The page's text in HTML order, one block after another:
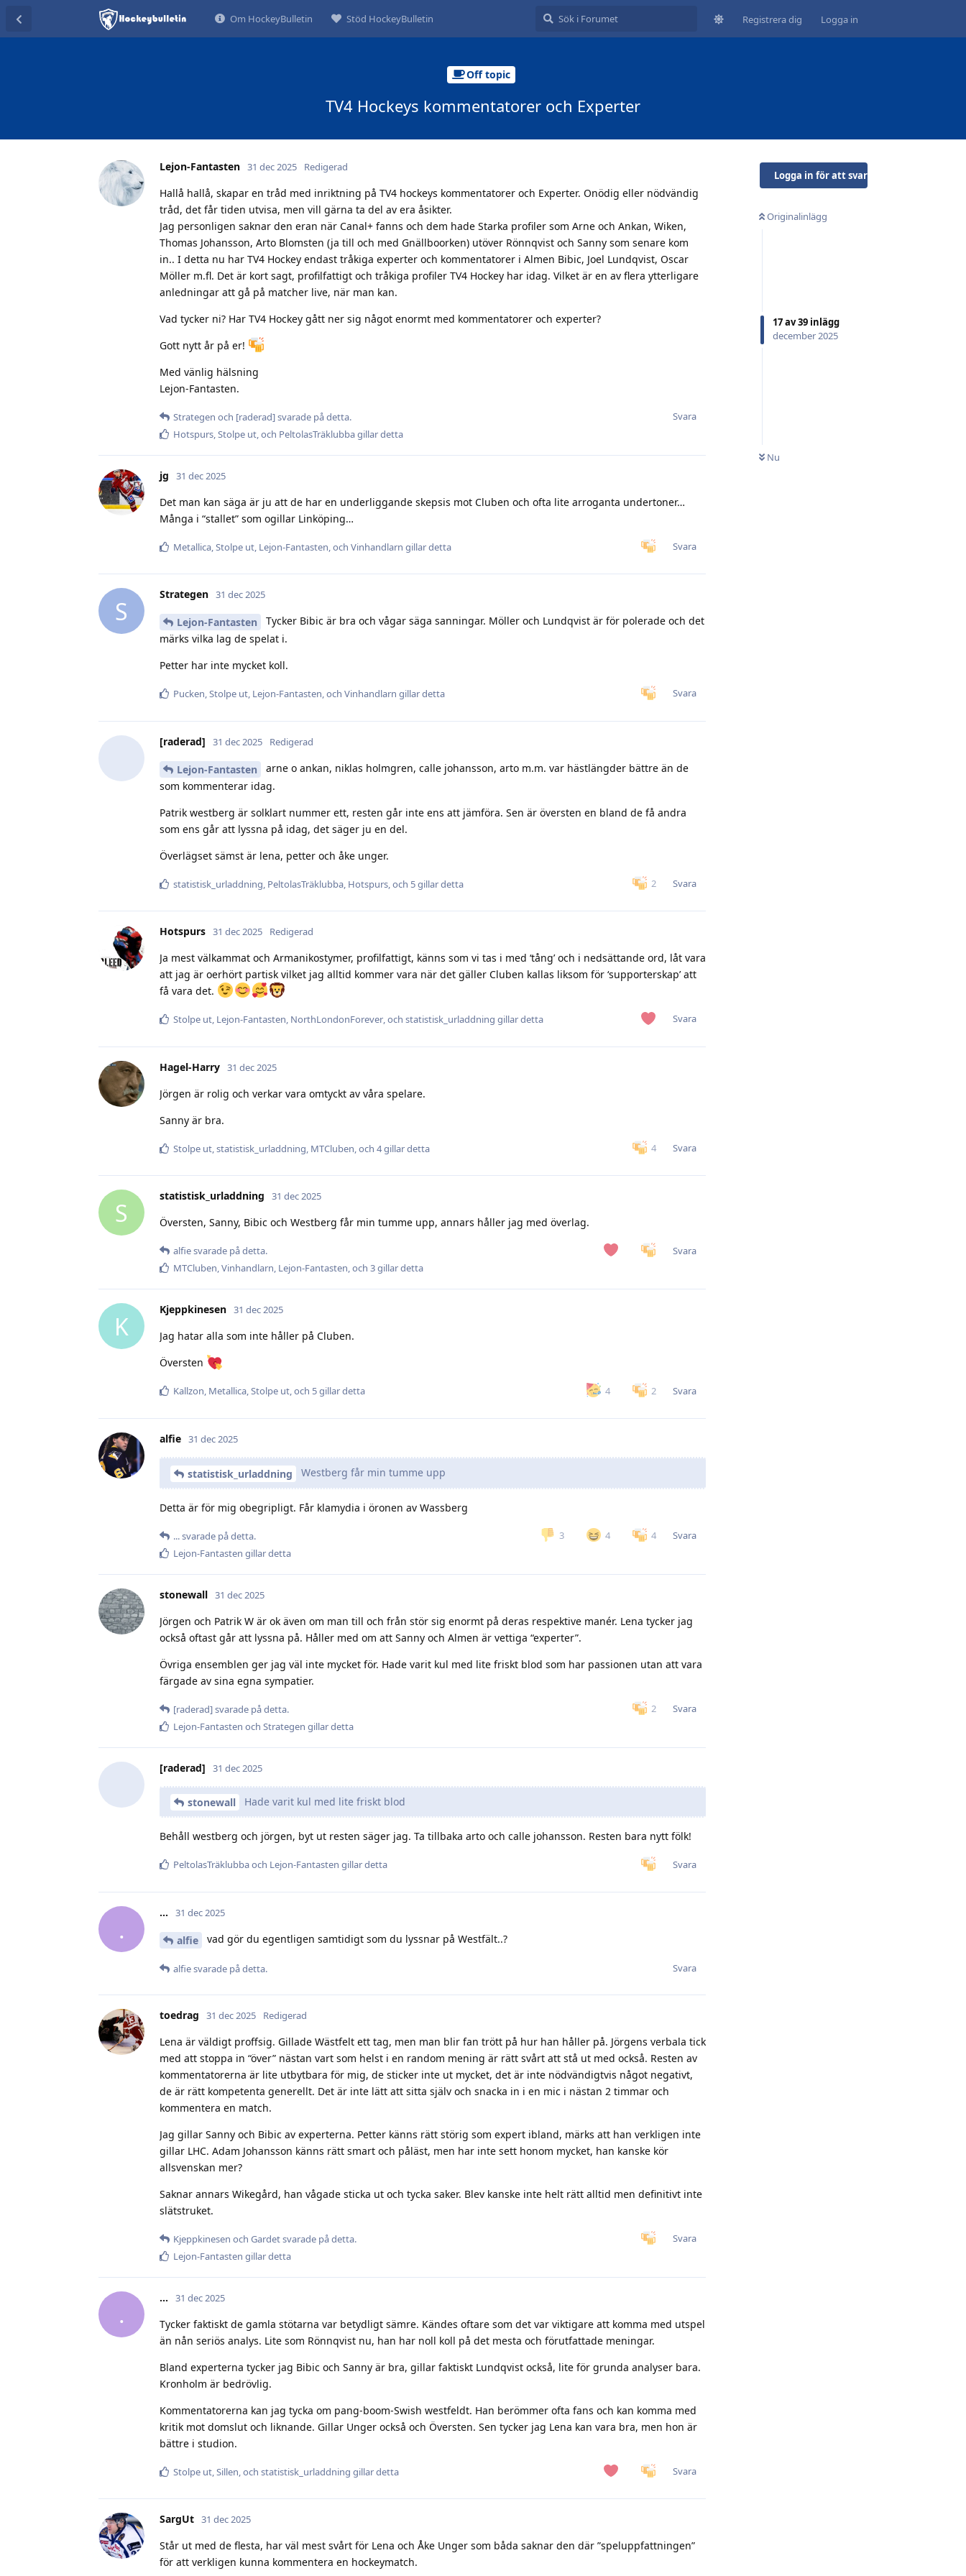
Om HockeyBulletin Stöd HockeyBulletin Registrera dig Logga in
Off topic
TV4 Hockeys kommentatorer och Experter
Logga in för att svara
Originalinlägg
17av39 inlägg
december 2025
Nu
Lejon-Fantasten 31 dec 2025 Redigerad
Hallå hallå, skapar en tråd med inriktning på TV4 hockeys kommentatorer och Experter. Onödig eller nödvändig
tråd, det får tiden utvisa, men vill gärna ta del av era åsikter.
Jag personligen saknar den eran när Canal+ fanns och dem hade Starka profiler som Arne och Ankan, Wiken,
Thomas Johansson, Arto Blomsten (ja till och med Gnällboorken) utöver Rönnqvist och Sanny som senare kom
in.. I detta nu har TV4 Hockey endast tråkiga experter och kommentatorer i Almen Bibic, Joel Lundqvist, Oscar
Möller m.fl. Det är kort sagt, profilfattigt och tråkiga profiler TV4 Hockey har idag. Vilket är en av flera ytterligare
anledningar att gå på matcher live, när man kan.
Vad tycker ni? Har TV4 Hockey gått ner sig något enormt med kommentatorer och experter?
Gott nytt år på er!
Med vänlig hälsning
Lejon-Fantasten.
Svara
Strategen och [raderad]svarade på detta.
Hotspurs,Stolpe ut, och PeltolasTräklubbagillar detta
jg 31 dec 2025
Det man kan säga är ju att de har en underliggande skepsis mot Cluben och ofta lite arroganta undertoner…
Många i “stallet” som ogillar Linköping…
Svara
Metallica,Stolpe ut, Lejon-Fantasten, och Vinhandlarn gillar detta
S
Strategen 31 dec 2025
Lejon-Fantasten
Tycker Bibic är bra och vågar säga sanningar. Möller och Lundqvist är för polerade och det
märks vilka lag de spelat i.
Petter har inte mycket koll.
Svara
Pucken,Stolpe ut, Lejon-Fantasten, och Vinhandlarn gillar detta
[raderad] 31 dec 2025 Redigerad
Lejon-Fantasten
arne o ankan, niklas holmgren, calle johansson, arto m.m. var hästlängder bättre än de
som kommenterar idag.
Patrik westberg är solklart nummer ett, resten går inte ens att jämföra. Sen är översten en bland de få andra
som ens går att lyssna på idag, det säger ju en del.
Överlägset sämst är lena, petter och åke unger.
2 Svara
statistisk_urladdning PeltolasTräklubba Hotspurs , och 5gillar detta
Hotspurs 31 dec 2025 Redigerad
Ja mest välkammat och Armanikostymer, profilfattigt, känns som vi tas i med ‘tång’ och i nedsättande ord, låt vara
att jag är oerhört partisk vilket jag alltid kommer vara när det gäller Cluben kallas liksom för ‘supporterskap’ att
få vara det.
Svara
Stolpe ut, Lejon-Fantasten, NorthLondonForever, och statistisk_urladdning gillar detta
Hagel-Harry 31 dec 2025
Jörgen är rolig och verkar vara omtyckt av våra spelare.
Sanny är bra.
4 Svara
Stolpe ut,statistisk_urladdning, MTCluben, och 4gillar detta
S
statistisk_urladdning 31 dec 2025
Översten, Sanny, Bibic och Westberg får min tumme upp, annars håller jag med överlag.
Svara
alfiesvarade på detta.
MTCluben,Vinhandlarn, Lejon-Fantasten, och 3gillar detta
K
Kjeppkinesen 31 dec 2025
Jag hatar alla som inte håller på Cluben.
Översten
4 2 Svara
Kallzon, Metallica,Stolpe ut, och 5gillar detta
alfie 31 dec 2025
statistisk_urladdning Westberg får min tumme upp
Detta är för mig obegripligt. Får klamydia i öronen av Wassberg
3 4 4 Svara
.​.​.​svarade på detta.
Lejon-Fantasten gillar detta
stonewall 31 dec 2025
Jörgen och Patrik W är ok även om man till och från stör sig enormt på deras respektive manér. Lena tycker jag
också oftast går att lyssna på. Håller med om att Sanny och Almen är vettiga “experter”.
Övriga ensemblen ger jag väl inte mycket för. Hade varit kul med lite friskt blod som har passionen utan att vara
färgade av sina egna sympatier.
2 Svara
[raderad]svarade på detta.
Lejon-Fantasten och Strategen gillar detta
[raderad] 31 dec 2025
stonewall Hade varit kul med lite friskt blod
Behåll westberg och jörgen, byt ut resten säger jag. Ta tillbaka arto och calle johansson. Resten bara nytt fölk!
Svara
PeltolasTräklubbaoch Lejon-Fantasten gillar detta
.
.​.​.​ 31 dec 2025
alfie vad gör du egentligen samtidigt som du lyssnar på Westfält..?
Svara
alfiesvarade på detta.
toedrag 31 dec 2025 Redigerad
Lena är väldigt proffsig. Gillade Wästfelt ett tag, men man blir fan trött på hur han håller på. Jörgens verbala tick
med att stoppa in “över” nästan vart som helst i en random mening är rätt svårt att stå ut med också. Resten av
kommentatorerna är lite utbytbara för mig, de sticker inte ut mycket, det är inte nödvändigtvis något negativt,
de är rätt kompetenta generellt. Det är inte lätt att sitta själv och snacka in i en mic i nästan 2 timmar och
kommentera en match.
Jag gillar Sanny och Bibic av experterna. Petter känns rätt störig som expert ibland, märks att han verkligen inte
gillar LHC. Adam Johansson känns rätt smart och påläst, men har inte sett honom mycket, han kanske kör
allsvenskan mer?
Saknar annars Wikegård, han vågade sticka ut och tycka saker. Blev kanske inte helt rätt alltid men definitivt inte
slätstruket.
Svara
Kjeppkinesen och Gardetsvarade på detta.
Lejon-Fantasten gillar detta
.
.​.​.​ 31 dec 2025
Tycker faktiskt de gamla stötarna var betydligt sämre. Kändes oftare som det var viktigare att komma med utspel
än nån seriös analys. Lite som Rönnqvist nu, han har noll koll på det mesta och förutfattade meningar.
Bland experterna tycker jag Bibic och Sanny är bra, gillar faktiskt Lundqvist också, lite för grunda analyser bara.
Kronholm är bedrövlig.
Kommentatorerna kan jag tycka om pang-boom-Swish westfeldt. Han berömmer ofta fans och kan komma med
kritik mot domslut och liknande. Gillar Unger också och Översten. Sen tycker jag Lena kan vara bra, men hon är
bättre i studion.
Svara
Stolpe ut,Sillen, och statistisk_urladdning gillar detta
SargUt 31 dec 2025
Står ut med de flesta, har väl mest svårt för Lena och Åke Unger som båda saknar den där ”speluppfattningen”
för att verkligen kunna kommentera en hockeymatch.